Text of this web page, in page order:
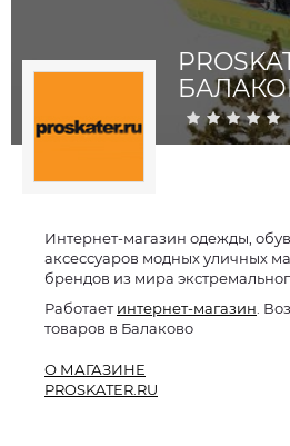
Интернет-магазин одежды,
аксессуаров модных уличных
брендов из мира
Работаетинтернет-магазин .
товаров в Балаково
О МАГАЗИНЕ
PROSKATER.RU